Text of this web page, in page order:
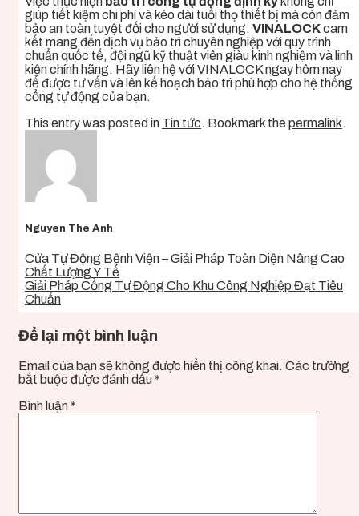
giúp tiết kiệm chi phí và kéo dài tuổi thọ thiết bị mà còn đảm
bảo an toàn tuyệt đối cho người sử dụng. VINALOCKcam
kết mang đến dịch vụ bảo trì chuyên nghiệp với quy trình
chuẩn quốc tế, đội ngũ kỹ thuật viên giàu kinh nghiệm và linh
kiện chính hãng. Hãy liên hệ với VINALOCK ngay hôm nay
để được tư vấn và lên kế hoạch bảo trì phù hợp cho hệ thống
cổng tự động của bạn.
This entry was posted in Tin tức. Bookmark thepermalink.
Nguyen The Anh
Cửa Tự Động Bệnh Viện – Giải Pháp Toàn Diện Nâng Cao
Chất Lượng Y Tế
Giải Pháp Cổng Tự Động Cho Khu Công Nghiệp Đạt Tiêu
Chuẩn
Để lại một bình luận
Email của bạn sẽ không được hiển thị công khai. Các trường
bắt buộc được đánh dấu *
Bình luận *